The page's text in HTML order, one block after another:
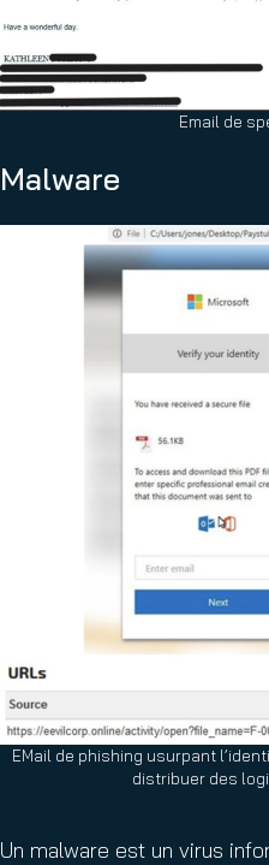
Email de
Malware
EMail de phishing usurpant
distribuer des
Un malware est un virus